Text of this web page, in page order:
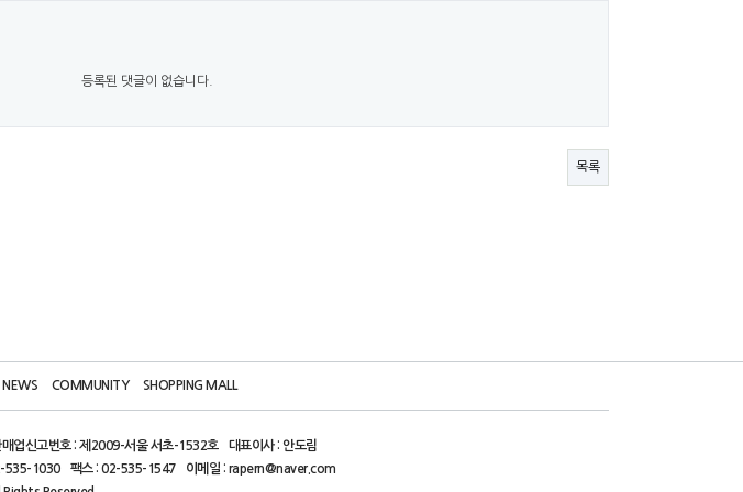
등록된 댓글이 없습니다.
목록
NEWS COMMUNITY SHOPPING MALL
매업신고번호 : 제2009-서울 서초-1532호
대표이사 : 안도림
535-1030 팩스 : 02-535-1547
이메일 : rapern@naver.com